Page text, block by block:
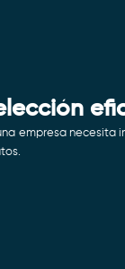
empresa necesita